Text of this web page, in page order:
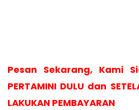
Pesan Sekarang, Kami
PERTAMINI DULU dan
LAKUKAN PEMBAYARAN